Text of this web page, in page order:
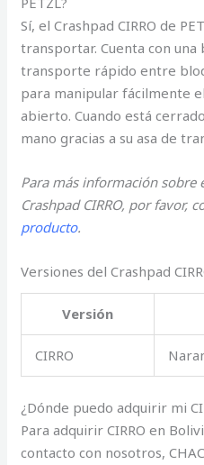
Sí, el Crashpad CIRRO de
transportar. Cuenta con
transporte rápido entre
para manipular fácilmente
abierto. Cuando está
mano gracias a su asa de
Para más información
Crashpad CIRRO, por favor,
producto.
Versiones del Crashpad
Versión
CIRRO
¿Dónde puedo adquirir mi
Para adquirir CIRRO en
contacto con nosotros,